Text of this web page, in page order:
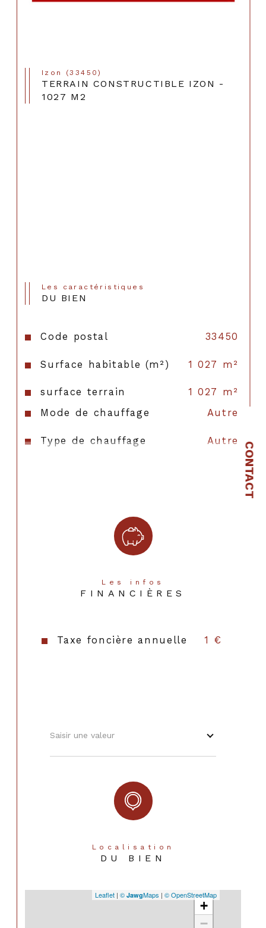
CONTACT
Izon (33450)
TERRAIN CONSTRUCTIBLE IZON -
1027 M2
Les caractéristiques
DU BIEN
Code postal 33450
Surface habitable (m²) 1 027 m²
surface terrain
1 027 m²
Mode de chauffage
Autre
Type de chauffage Autre
Les infos
FINANCIÈRES
Taxe foncière annuelle 1 €
Saisir une valeur
Localisation
DU BIEN
+
−
Leaflet | © JawgMaps | © OpenStreetMap